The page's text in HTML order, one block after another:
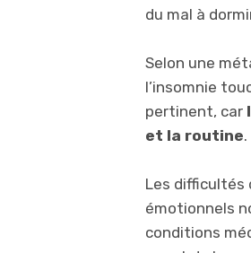
du mal à
Selon une
l’insomnie
pertinent, car
et la routine.
Les difficultés
émotionnels
conditions